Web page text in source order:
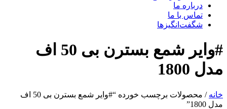
درباره ما
تماس با ما
شگفت‌انگیزها
#وایر شمع بسترن بی 50 اف
مدل 1800
خانه
/ محصولات برچسب خورده “#وایر شمع بسترن بی 50 اف
مدل 1800”